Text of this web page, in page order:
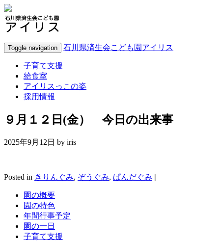
Toggle navigation 石川県済生会こども園アイリス
子育て支援
給食室
アイリスっこの姿
採用情報
９月１２日(金） 今日の出来事
2025年9月12日 by iris
Posted in きりんぐみ, ぞうぐみ, ぱんだぐみ |
園の概要
園の特色
年間行事予定
園の一日
子育て支援